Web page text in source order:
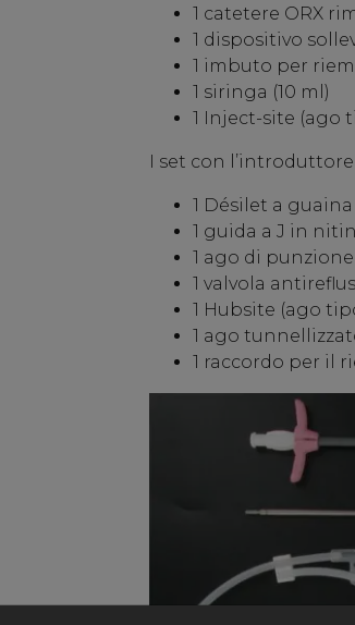
1 catetere ORX
1 dispositivo
1 imbuto per
1 siringa (10 ml)
1 Inject-site (ago
I set con
1 Désilet a
1 guida a J in
1 ago di
1 valvola
1 Hubsite (ago
1 ago
1 raccordo per il